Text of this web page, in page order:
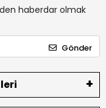
haberdar olmak
Gönder